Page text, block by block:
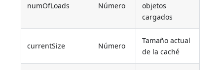
numOfLoads Número
objetos
cargados
currentSize Número
Tamaño actual
de la caché